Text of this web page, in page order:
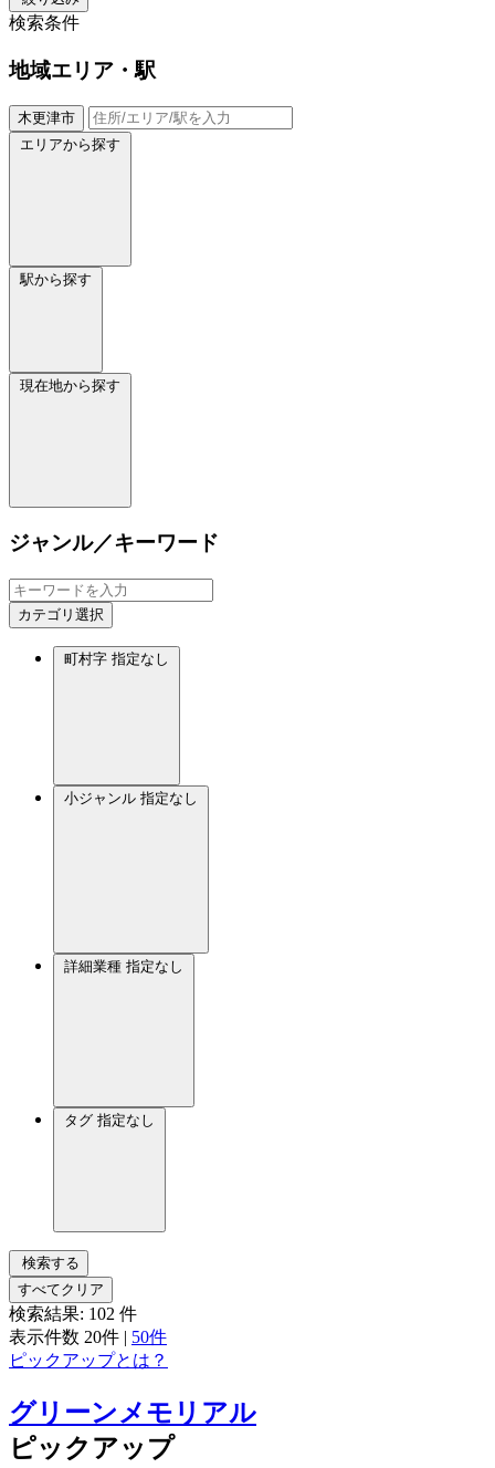
検索条件
地域エリア・駅
木更津市
エリアから探す
駅から探す
現在地から探す
ジャンル／キーワード
カテゴリ選択
町村字 指定なし
小ジャンル 指定なし
詳細業種 指定なし
タグ 指定なし
検索する
すべてクリア
検索結果: 102 件
表示件数 20件 | 50件
ピックアップとは？
グリーンメモリアル
ピックアップ